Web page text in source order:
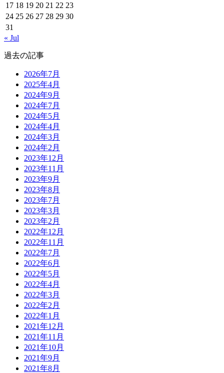
17 18 19 20 21 22 23
24 25 26 27 28 29 30
31
« Jul
過去の記事
2026年7月
2025年4月
2024年9月
2024年7月
2024年5月
2024年4月
2024年3月
2024年2月
2023年12月
2023年11月
2023年9月
2023年8月
2023年7月
2023年3月
2023年2月
2022年12月
2022年11月
2022年7月
2022年6月
2022年5月
2022年4月
2022年3月
2022年2月
2022年1月
2021年12月
2021年11月
2021年10月
2021年9月
2021年8月